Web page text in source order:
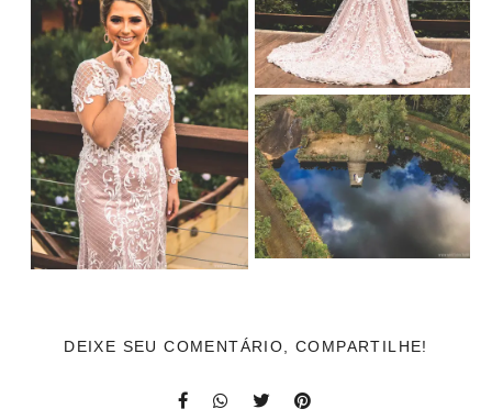
DEIXE SEU COMENTÁRIO, COMPARTILHE!